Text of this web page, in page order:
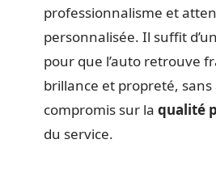
professionnalisme et
personnalisée. Il suffit
pour que l’auto retrouve
brillance et propreté, sans
compromis sur la qualité
du service.